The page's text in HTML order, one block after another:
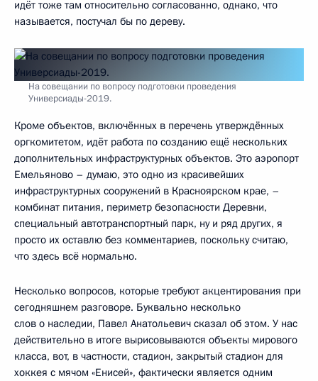
идёт тоже там относительно согласованно, однако, что
называется, постучал бы по дереву.
На совещании по вопросу подготовки проведения
Универсиады-2019.
Кроме объектов, включённых в перечень утверждённых
оргкомитетом, идёт работа по созданию ещё нескольких
дополнительных инфраструктурных объектов. Это аэропорт
Емельяново – думаю, это одно из красивейших
инфраструктурных сооружений в Красноярском крае, –
комбинат питания, периметр безопасности Деревни,
специальный автотранспортный парк, ну и ряд других, я
просто их оставлю без комментариев, поскольку считаю,
что здесь всё нормально.
Несколько вопросов, которые требуют акцентирования при
сегодняшнем разговоре. Буквально несколько
слов о наследии, Павел Анатольевич сказал об этом. У нас
действительно в итоге вырисовываются объекты мирового
класса, вот, в частности, стадион, закрытый стадион для
хоккея с мячом «Енисей», фактически является одним